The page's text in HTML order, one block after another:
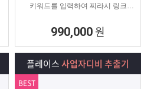
키워드를 입력하여 찌라시 링크
키워드를 등록해주는 프로그램입니
다.
텔레그램 등 아이디 입력으로 문의건
수를 늘릴 수 있습니다.
990,000 원
플레이스사업자디비 추출기
BEST